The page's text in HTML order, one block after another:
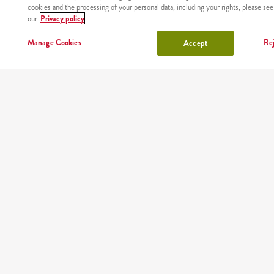
cookies and the processing of your personal data, including your rights, please see
our Privacy policy
Manage Cookies Accept